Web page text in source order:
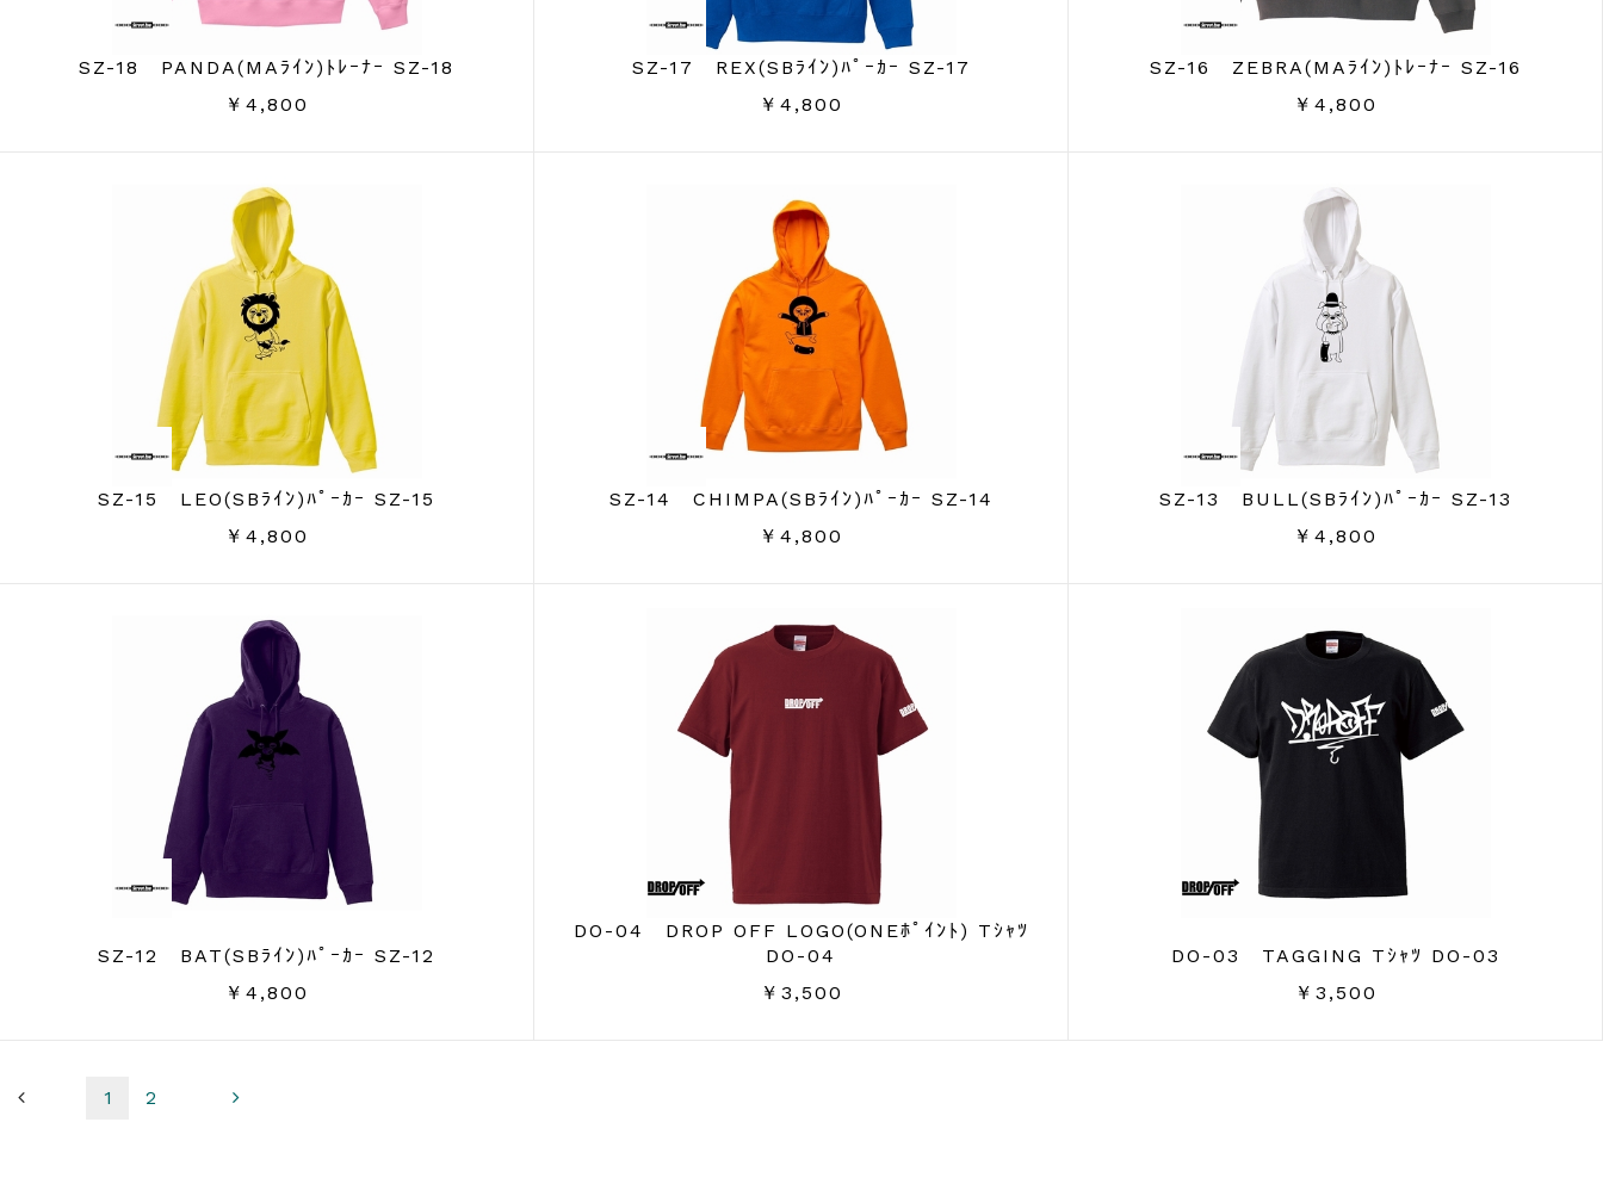
SZ-18 PANDA(MAﾗｲﾝ)ﾄﾚｰﾅｰ SZ-18
￥4,800
SZ-17 REX(SBﾗｲﾝ)ﾊﾟｰｶｰ SZ-17
￥4,800
SZ-16 ZEBRA(MAﾗｲﾝ)ﾄﾚｰﾅｰ SZ-16
￥4,800
SZ-15 LEO(SBﾗｲﾝ)ﾊﾟｰｶｰ SZ-15
￥4,800
SZ-14 CHIMPA(SBﾗｲﾝ)ﾊﾟｰｶｰ SZ-14
￥4,800
SZ-13 BULL(SBﾗｲﾝ)ﾊﾟｰｶｰ SZ-13
￥4,800
SZ-12 BAT(SBﾗｲﾝ)ﾊﾟｰｶｰ SZ-12
￥4,800
DO-04 DROP OFF LOGO(ONEﾎﾟｲﾝﾄ) Tｼｬﾂ
DO-04
￥3,500
DO-03 TAGGING Tｼｬﾂ DO-03
￥3,500
1 2